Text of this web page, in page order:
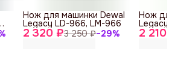
2 320 ₽3 250 ₽−29%
Нож для машинки Dewal
Legacy LD-966, LM-966
2 210
Нож
Legacy